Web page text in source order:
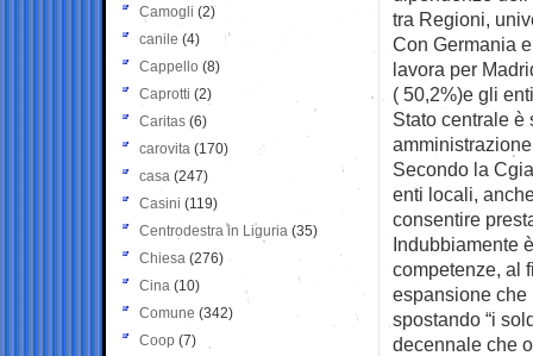
tra Regioni,
Con Germania
lavora per
( 50,2%)e gli
Stato centrale è
Secondo la
enti locali,
consentire
Indubbiamente
competenze, al
espansione che
spostando “i
decennale che
Camogli (2)
canile (4)
Cappello (8)
Caprotti (2)
Caritas (6)
carovita (170)
casa (247)
Casini (119)
Centrodestra in Liguria (35)
Chiesa (276)
Cina (10)
Comune (342)
Coop (7)